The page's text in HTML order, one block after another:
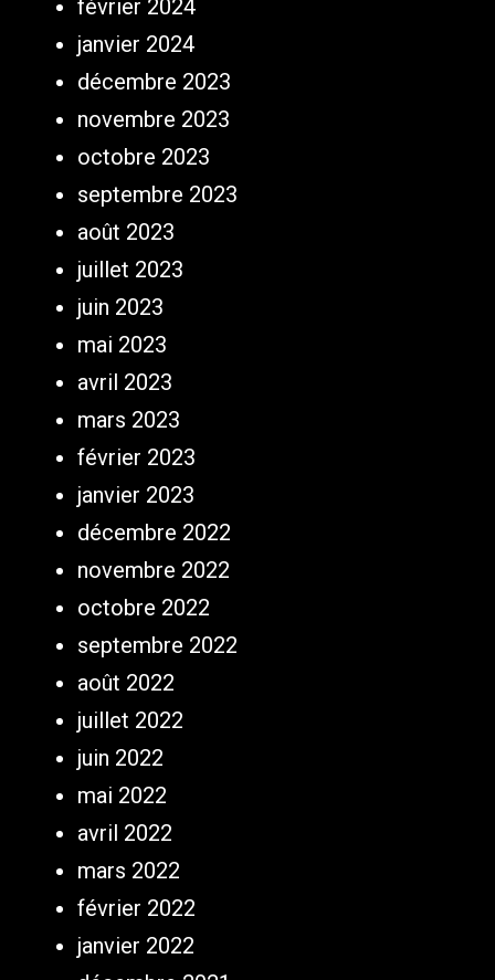
février 2024
janvier 2024
décembre 2023
novembre 2023
octobre 2023
septembre 2023
août 2023
juillet 2023
juin 2023
mai 2023
avril 2023
mars 2023
février 2023
janvier 2023
décembre 2022
novembre 2022
octobre 2022
septembre 2022
août 2022
juillet 2022
juin 2022
mai 2022
avril 2022
mars 2022
février 2022
janvier 2022